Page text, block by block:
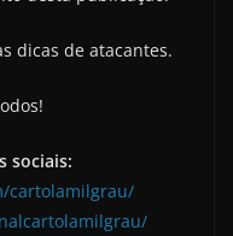
dicas de atacantes.
sociais:
cartolamilgrau/